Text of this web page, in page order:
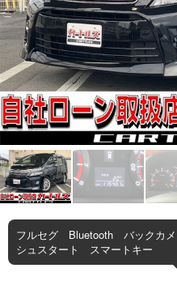
フルセグ Bluetooth バックカ
シュスタート スマートキー